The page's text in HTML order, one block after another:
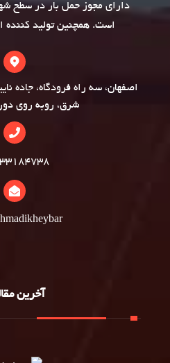
دارای مجوز حمل بار در سطح
است. همچنین تولید کننده
شرق، روبه روی
آخرین